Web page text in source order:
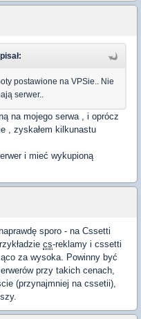
postawione na VPSie.. Nie
serwer..
na mojego serwa , i oprócz
, zyskałem kilkunastu
i mieć wykupioną
sporo - na Cssetti
cs-reklamy i cssetti
za wysoka. Powinny być
przy takich cenach,
(przynajmniej na cssetii),